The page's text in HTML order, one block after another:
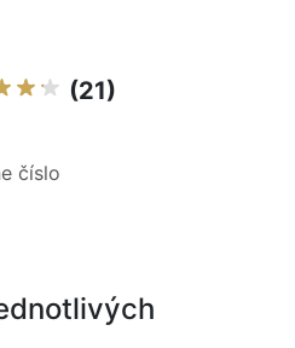
(21)
číslo